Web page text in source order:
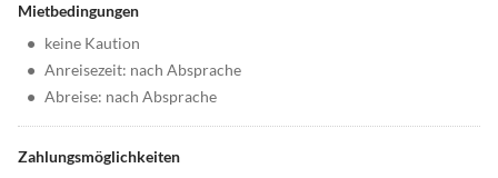
Mietbedingungen
• keine Kaution
• Anreisezeit: nach Absprache
• Abreise: nach Absprache
Zahlungsmöglichkeiten